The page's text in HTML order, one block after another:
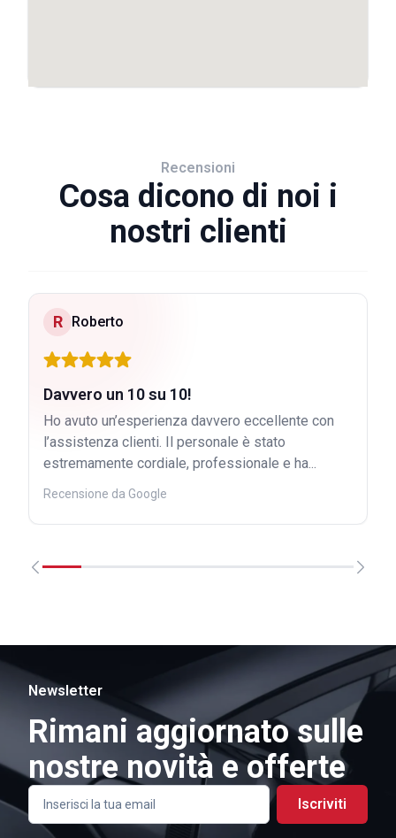
Recensioni
Cosa dicono di noi i
nostri clienti
R Roberto
Davvero un 10 su 10!
Ho avuto un’esperienza davvero eccellente con
l’assistenza clienti. Il personale è stato
estremamente cordiale, professionale e ha...
Recensione da Google
Newsletter
Rimani aggiornato sulle
nostre novità e offerte
Iscriviti